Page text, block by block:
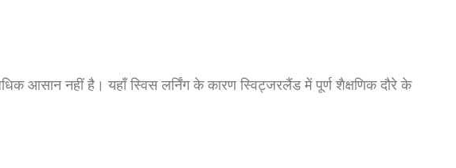
नहीं है। यहाँ स्विस लर्निंग के कारण स्विट्जरलैंड में पूर्ण शैक्षणिक दौरे के